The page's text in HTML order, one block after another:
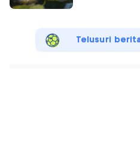
Telusuri